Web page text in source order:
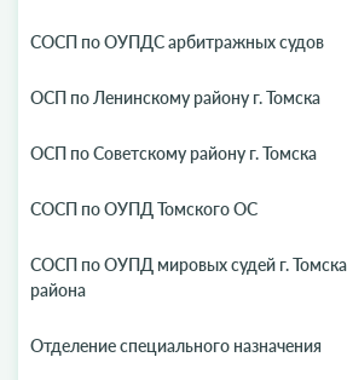
СОСП по ОУПДС арбитражных судов
ОСП по Ленинскому району г. Томска
ОСП по Советскому району г. Томска
СОСП по ОУПД Томского ОС
СОСП по ОУПД мировых судей г. Томска
района
Отделение специального назначения